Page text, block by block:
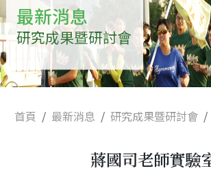
最新消息
研究成果暨研討會
首頁 最新消息 研究成果暨研討會
蔣國司老師實驗